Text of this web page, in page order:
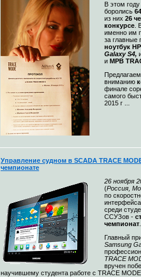
В этом
боролись
из них 26
конкурсе .
именно им
за главные
ноутбук HP
Galaxy S4,
и МРВ
вниманию
финале
самого
2015 г ...
Управление судном в SCADA TRACE
чемпионате
26 ноября
(Россия,
по
среди
ССУЗов -
чемпионат
Главный
Samsung
TRACE
вручен
научившему студента работе с TRACE